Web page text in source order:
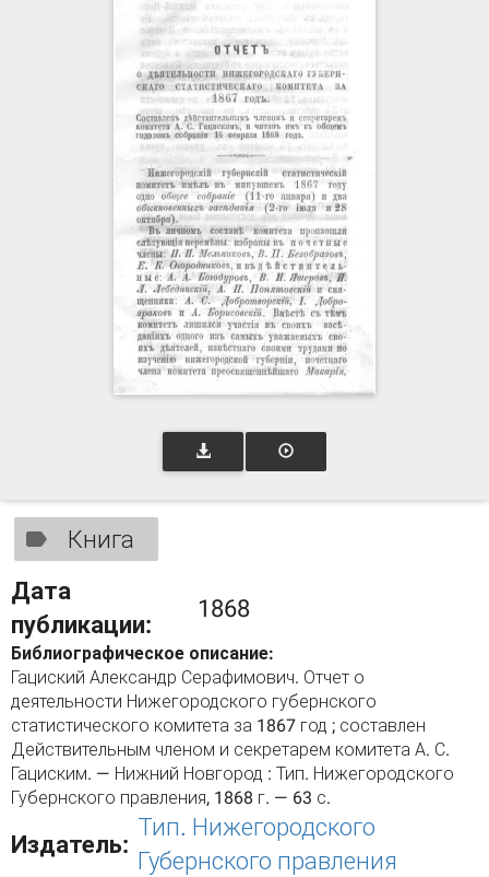
Книга
Дата
публикации:
1868
Библиографическое описание:
Гациский Александр Серафимович. Отчет о
деятельности Нижегородского губернского
статистического комитета за 1867 год ; составлен
Действительным членом и секретарем комитета А. С.
Гациским. — Нижний Новгород : Тип. Нижегородского
Губернского правления, 1868 г. — 63 с.
Издатель:
Тип. Нижегородского
Губернского правления